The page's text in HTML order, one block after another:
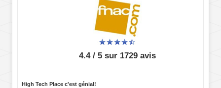
4.4 / 5 sur 1729 avis
High Tech Place c'est génial!